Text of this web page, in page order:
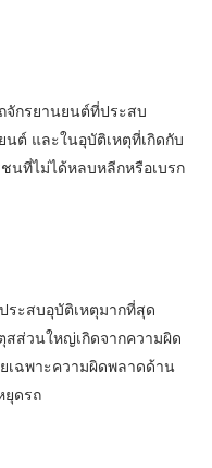
จักรยานยนต์ที่ประสบ
ต์ และในอุบัติเหตุที่เกิดกับ
นที่ไม่ได้หลบหลีกหรือเบรก
ระสบอุบัติเหตุมากที่สุด
สส่วนใหญ่เกิดจากความผิด
เฉพาะความผิดพลาดด้าน
ยุดรถ